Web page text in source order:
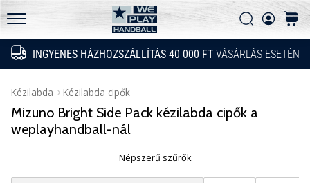
INGYENES HÁZHOZSZÁLLÍTÁS 40 000 FT VÁSÁRLÁS ESETÉN
WePlayHandball.hu
Keresés
kosár
Keresés
fel
technikai
újdonságokat
nézd
meg,
megéri-
e
GyIK
Adatvédelmi nyilatkozat
Kézilabda Kézilabda cipők
Mizuno Bright Side Pack kézilabda cipők a
weplayhandball-nál
Filtr
Nem
Márka
Ár
Mutasd a termékeket